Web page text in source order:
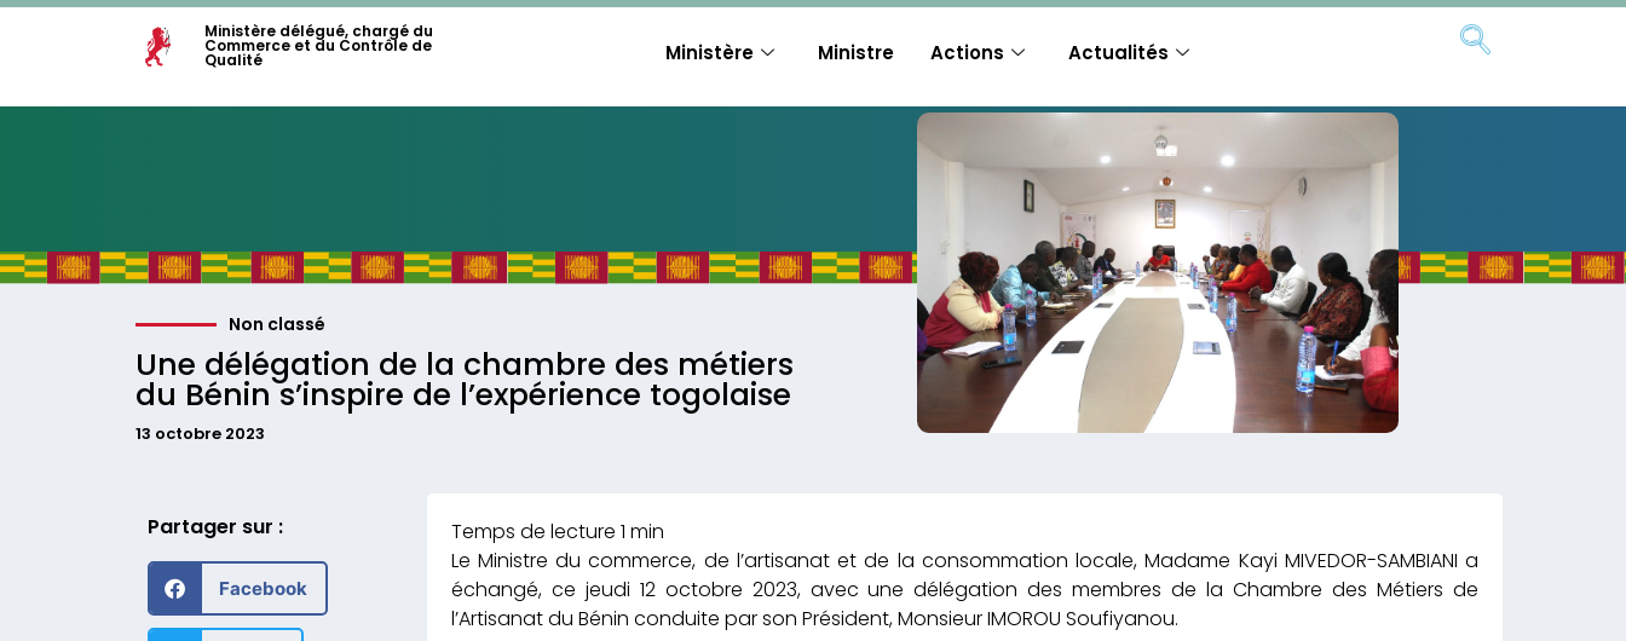
Ministère délégué, chargé du
Commerce et du Contrôle de
Qualité Ministère Ministre Actions Actualités
Non classé
Une délégation de la chambre des métiers
du Bénin s’inspire de l’expérience togolaise
13 octobre 2023
Partager sur :
Facebook
Le Ministre du commerce, de l’artisanat et de la consommation locale, Madame Kayi MIVEDOR-SAMBIANI a
échangé, ce jeudi 12 octobre 2023, avec une délégation des membres de la Chambre des Métiers de
l’Artisanat du Bénin conduite par son Président, Monsieur IMOROU Soufiyanou.